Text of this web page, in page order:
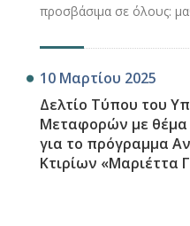
προσβάσιμα σε όλους:
10 Μαρτίου 2025
Δελτίο Τύπου του
Μεταφορών με
για το πρόγραμμα
Κτιρίων «Μαριέττα